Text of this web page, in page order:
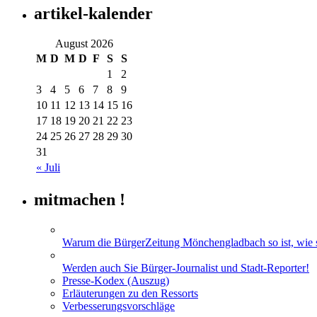
artikel-kalender
August 2026
M D M D F S S
« Juli
1
2
3
4 5 6 7 8
9
10 11 12 13 14 15 16
17 18 19 20 21 22 23
24 25 26 27 28 29 30
31
mitmachen !
Warum die BürgerZeitung Mönchengladbach so ist, wie
Werden auch Sie Bürger-Journalist und Stadt-Reporter!
Presse-Kodex (Auszug)
Erläuterungen zu den Ressorts
Verbesserungsvorschläge